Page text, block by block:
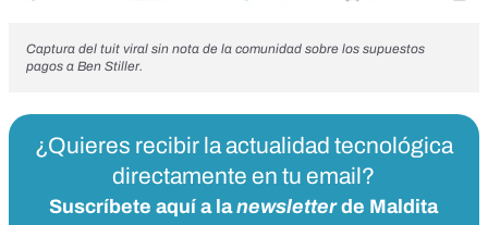
Captura del tuit viral sin nota de la comunidad sobre los supuestos
pagos a Ben Stiller.
¿Quieres recibir la actualidad tecnológica
directamente en tu email?
Suscríbete aquí a lanewsletterde Maldita